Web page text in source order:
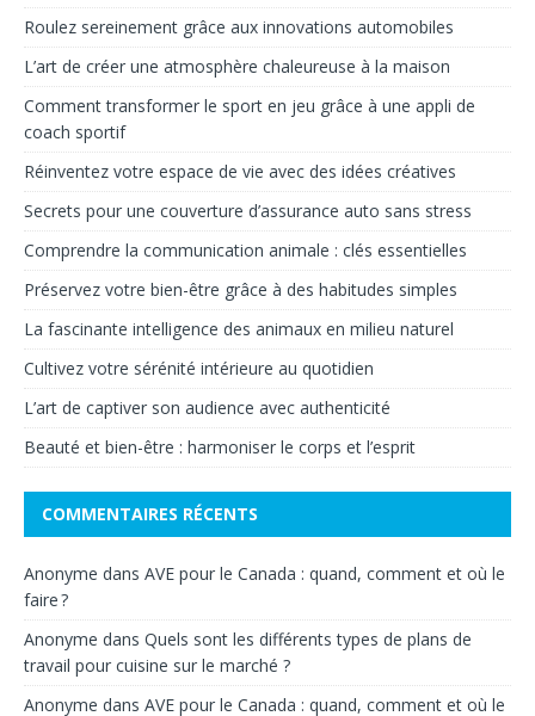
Roulez sereinement grâce aux innovations automobiles
L’art de créer une atmosphère chaleureuse à la maison
Comment transformer le sport en jeu grâce à une appli de
coach sportif
Réinventez votre espace de vie avec des idées créatives
Secrets pour une couverture d’assurance auto sans stress
Comprendre la communication animale : clés essentielles
Préservez votre bien-être grâce à des habitudes simples
La fascinante intelligence des animaux en milieu naturel
Cultivez votre sérénité intérieure au quotidien
L’art de captiver son audience avec authenticité
Beauté et bien-être : harmoniser le corps et l’esprit
COMMENTAIRES RÉCENTS
Anonyme dans AVE pour le Canada : quand, comment et où le
faire ?
Anonyme dans Quels sont les différents types de plans de
travail pour cuisine sur le marché ?
Anonyme dans AVE pour le Canada : quand, comment et où le